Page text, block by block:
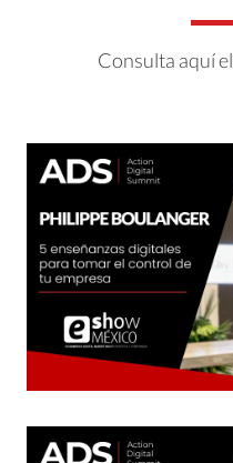
Consulta aquí